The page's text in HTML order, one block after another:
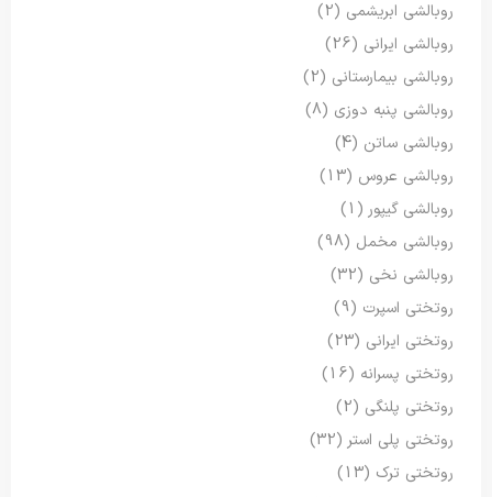
روبالشی ابریشمی (2)
روبالشی ایرانی (26)
روبالشی بیمارستانی (2)
روبالشی پنبه دوزی (8)
روبالشی ساتن (4)
روبالشی عروس (13)
روبالشی گیپور (1)
روبالشی مخمل (98)
روبالشی نخی (32)
روتختی اسپرت (9)
روتختی ایرانی (23)
روتختی پسرانه (16)
روتختی پلنگی (2)
روتختی پلی استر (32)
روتختی ترک (13)